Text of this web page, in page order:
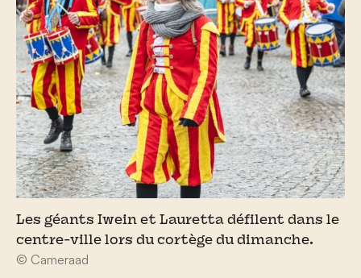
Les géants Iwein et Lauretta défilent dans le
centre-ville lors du cortège du dimanche.
© Cameraad